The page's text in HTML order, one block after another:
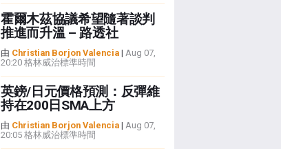
霍爾木茲協議希望隨著談判
推進而升溫 – 路透社
由 Christian Borjon Valencia| Aug 07,
20:20 格林威治標準時間
英鎊/日元價格預測：反彈維
持在200日SMA上方
由 Christian Borjon Valencia| Aug 07,
20:05 格林威治標準時間